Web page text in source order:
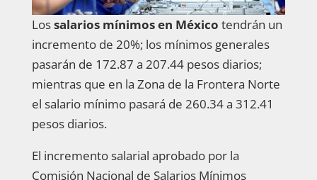
Lossalarios mínimos en México tendrán un
incremento de 20%; los mínimos generales
pasarán de 172.87 a 207.44 pesos diarios;
mientras que en la Zona de la Frontera Norte
el salario mínimo pasará de 260.34 a 312.41
pesos diarios.
El incremento salarial aprobado por la
Comisión Nacional de Salarios Mínimos